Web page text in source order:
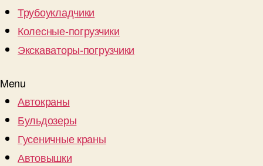
Трубоукладчики
Колесные-погрузчики
Экскаваторы-погрузчики
Menu
Автокраны
Бульдозеры
Гусеничные краны
Автовышки